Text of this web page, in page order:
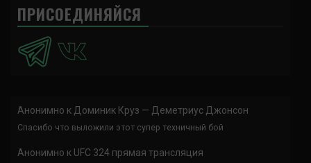
ПРИСОЕДИНЯЙСЯ
Анонимно к Доминик Круз — Деметриус Джонсон
Спасибо что выложили этот супер техничный бой
Анонимно к UFC 324 прямая трансляция